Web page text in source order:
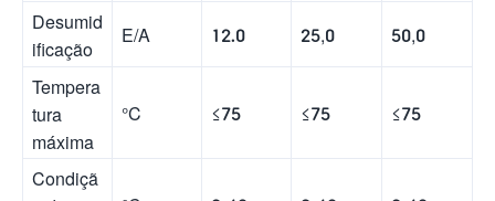
Desumid
ificação
E/A 12.0 25,0 50,0
Tempera
tura
máxima
°C ≤75 ≤75 ≤75
Condiçã